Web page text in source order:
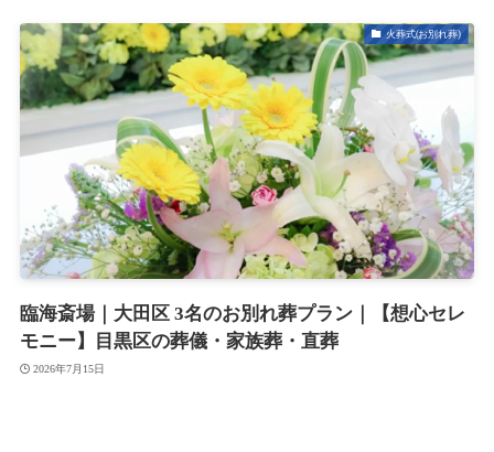
火葬式(お別れ葬)
臨海斎場｜大田区 3名のお別れ葬プラン｜【想心セレ
モニー】目黒区の葬儀・家族葬・直葬
2026年7月15日